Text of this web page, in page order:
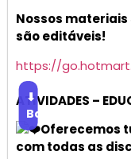
Nossos materiais
são editáveis!
https://
ATIVIDADES –
⬇
Baixar
Oferecemos
com todas as